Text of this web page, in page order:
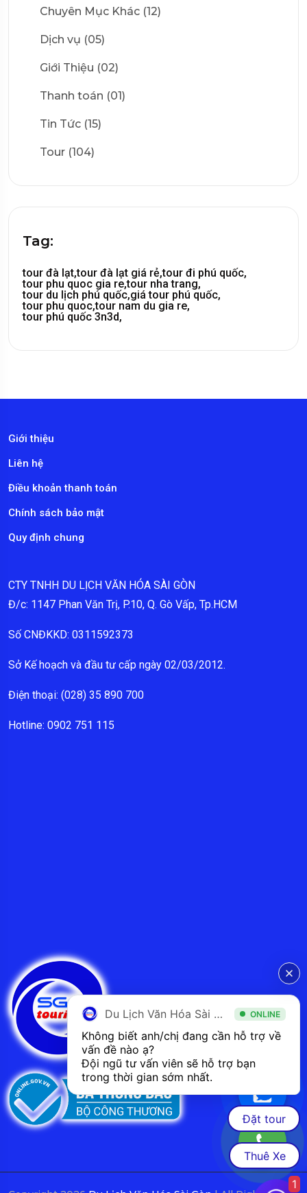
Chuyên Mục Khác (12)
Dịch vụ (05)
Giới Thiệu (02)
Thanh toán (01)
Tin Tức (15)
Tour (104)
Tag:
tour đà lạt,tour đà lạt giá rẻ,tour đi phú quốc,
tour phu quoc gia re,tour nha trang,
tour du lịch phú quốc,giá tour phú quốc,
tour phu quoc,tour nam du gia re,
tour phú quốc 3n3d,
Giới thiệu
Liên hệ
Điều khoản thanh toán
Chính sách bảo mật
Quy định chung
CTY TNHH DU LỊCH VĂN HÓA SÀI GÒN
Đ/c: 1147 Phan Văn Trị, P.10, Q. Gò Vấp, Tp.HCM
Số CNĐKKD: 0311592373
Sở Kế hoạch và đầu tư cấp ngày 02/03/2012.
Điện thoại: (028) 35 890 700
Hotline: 0902 751 115
Du Lịch Văn Hóa Sài Gòn ONLINE
Không biết anh/chị đang cần hỗ trợ về
vấn đề nào ạ?
Đội ngũ tư vấn viên sẽ hỗ trợ bạn
trong thời gian sớm nhất.
Đặt tour
Thuê Xe
1